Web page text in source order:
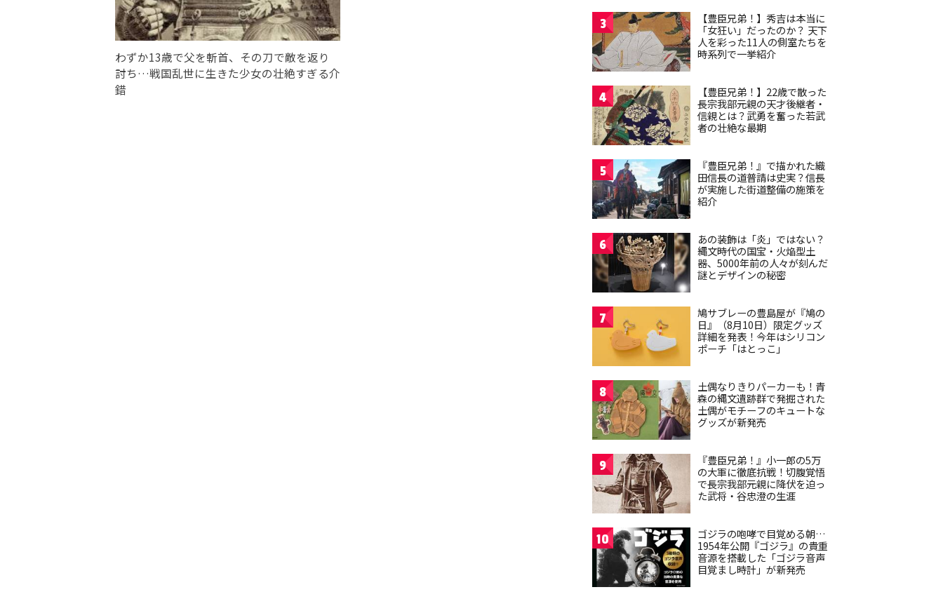
わずか13歳で父を斬首、その刀で敵を返り
討ち…戦国乱世に生きた少女の壮絶すぎる介
錯
3
【豊臣兄弟！】秀吉は本当に
「女狂い」だったのか？ 天下
人を彩った11人の側室たちを
時系列で一挙紹介
4
【豊臣兄弟！】22歳で散った
長宗我部元親の天才後継者・
信親とは？武勇を奮った若武
者の壮絶な最期
5
『豊臣兄弟！』で描かれた織
田信長の道普請は史実？信長
が実施した街道整備の施策を
紹介
6
あの装飾は「炎」ではない？
縄文時代の国宝・火焔型土
器、5000年前の人々が刻んだ
謎とデザインの秘密
7
鳩サブレーの豊島屋が『鳩の
日』（8月10日）限定グッズ
詳細を発表！今年はシリコン
ポーチ「はとっこ」
8
土偶なりきりパーカーも！青
森の縄文遺跡群で発掘された
土偶がモチーフのキュートな
グッズが新発売
9
『豊臣兄弟！』小一郎の5万
の大軍に徹底抗戦！切腹覚悟
で長宗我部元親に降伏を迫っ
た武将・谷忠澄の生涯
10
ゴジラの咆哮で目覚める朝…
1954年公開『ゴジラ』の貴重
音源を搭載した「ゴジラ音声
目覚まし時計」が新発売